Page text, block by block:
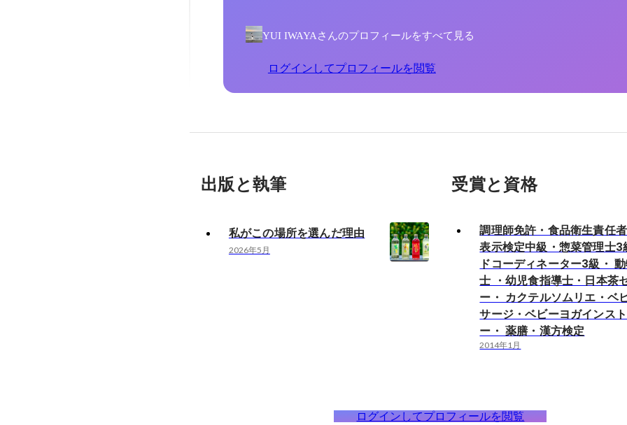
YUI IWAYAさんのプロフィールをすべて見る
ログインしてプロフィールを閲覧
出版と執筆
私がこの場所を選んだ理由
2026年5月
受賞と資格
調理師免許・食品衛生責任
表示検定中級・惣菜管理士3
ドコーディネーター3級・
士 ・幼児食指導士・日本茶
ー・ カクテルソムリエ・ベ
サージ・ベビーヨガインス
ー・ 薬膳・漢方検定
2014年1月
ログインしてプロフィールを閲覧